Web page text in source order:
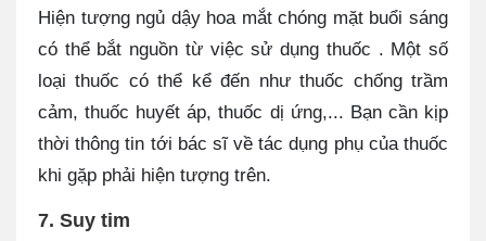
Hiện tượng ngủ dậy hoa mắt chóng mặt buổi sáng
có thể bắt nguồn từ việc sử dụng thuốc . Một số
loại thuốc có thể kể đến như thuốc chống trầm
cảm, thuốc huyết áp, thuốc dị ứng,... Bạn cần kịp
thời thông tin tới bác sĩ về tác dụng phụ của thuốc
khi gặp phải hiện tượng trên.
7. Suy tim